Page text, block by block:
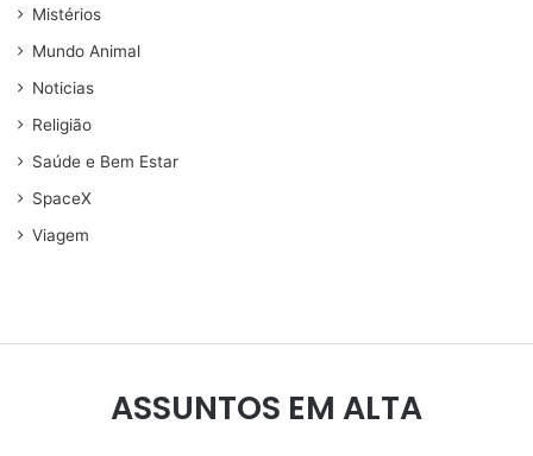
Mistérios
Mundo Animal
Noticias
Religião
Saúde e Bem Estar
SpaceX
Viagem
ASSUNTOS EM ALTA